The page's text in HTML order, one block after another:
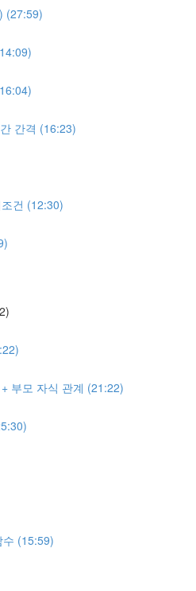
(27:59)
간격 (16:23)
건 (12:30)
부모 자식 관계 (21:22)
수 (15:59)